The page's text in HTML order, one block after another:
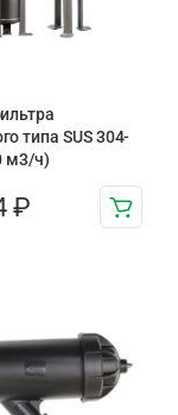
типа SUS 304-
м3/ч)
₽